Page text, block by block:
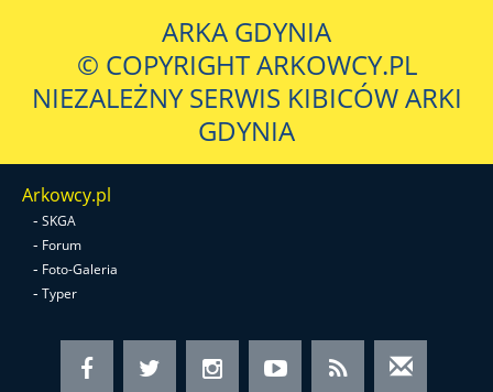
ARKA GDYNIA
© COPYRIGHT ARKOWCY.PL
NIEZALEŻNY SERWIS KIBICÓW ARKI
GDYNIA
Arkowcy.pl
- SKGA
- Forum
- Foto-Galeria
- Typer